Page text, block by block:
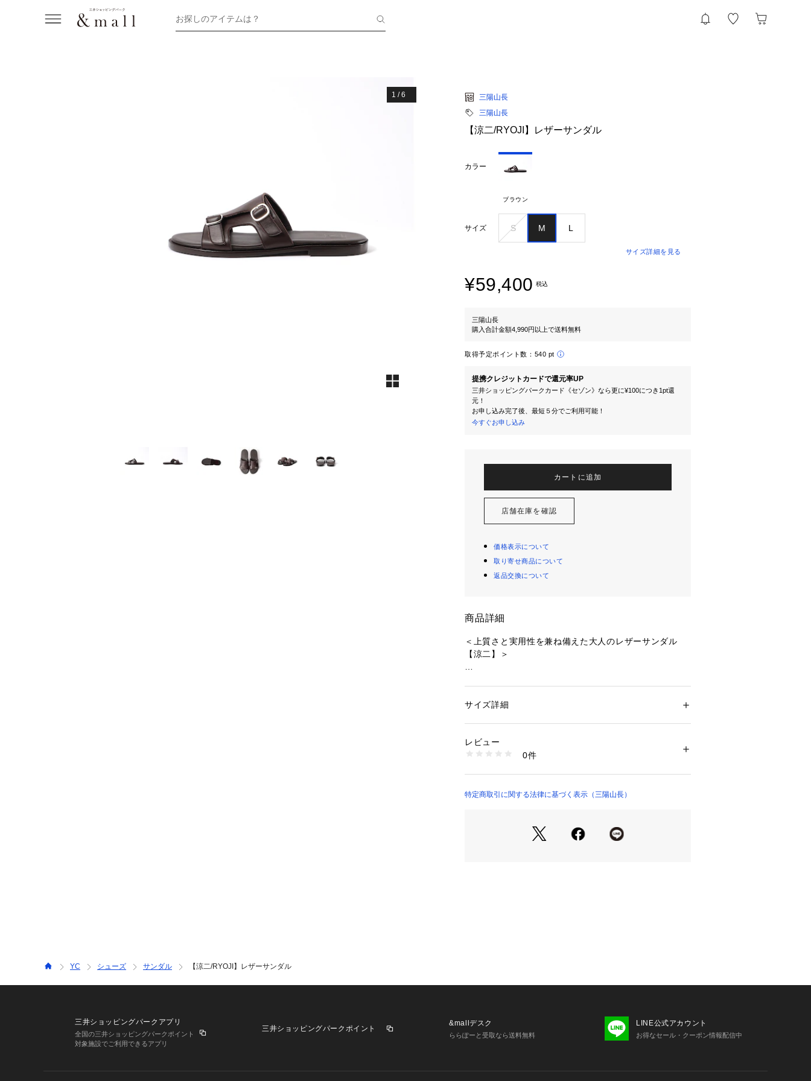
お探しのアイテムは？
1 /6
三陽山長
三陽山長
【涼二/RYOJI】レザーサンダル
カラー
ブラウン
サイズ S M L
サイズ詳細を見る
¥59,400 税込
三陽山長
購入合計金額4,990円以上で送料無料
取得予定ポイント数： 540 pt
提携クレジットカードで還元率UP
三井ショッピングパークカード《セゾン》なら更に¥100につき1pt還
元！
お申し込み完了後、最短５分でご利用可能！
今すぐお申し込み
カートに追加
店舗在庫を確認
価格表示について
取り寄せ商品について
返品交換について
商品詳細
＜上質さと実用性を兼ね備えた大人のレザーサンダル
【涼二】＞
プ」を取り入れたレザーサンダル。
のようなホールド感を両立させました。
カジュアルな装いからスラックススタイルまで、幅広い
【素材】
のエイジングをお楽しみいただけます。
ソールはレザーソールをベースに接地面にはハーフラバ
す。
性別：メンズ
商品番号：
Q7452046-- （ショップ）
サイズ詳細
レビュー
0件
特定商取引に関する法律に基づく表示（三陽山長）
YC シューズ サンダル 【涼二/RYOJI】レザーサンダル
三井ショッピングパークアプリ
全国の三井ショッピングパークポイント
対象施設でご利用できるアプリ
三井ショッピングパークポイント
&mallデスク
ららぽーと受取なら送料無料
LINE公式アカウント
お得なセール・クーポン情報配信中